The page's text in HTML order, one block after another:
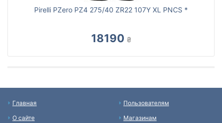
Pirelli PZero PZ4 275/40 ZR22 107Y XL PNCS *
18190 ₴
Главная
О сайте
Пользователям
Магазинам